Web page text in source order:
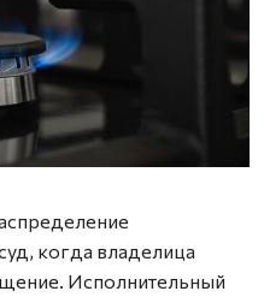
когда владелица
Исполнительный